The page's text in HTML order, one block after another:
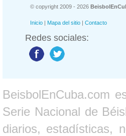
© copyright 2009 - 2026
Inicio | Mapa del sitio | Contacto
Redes sociales:
BeisbolEnCuba.com
Serie Nacional de
diarios, estadísticas,